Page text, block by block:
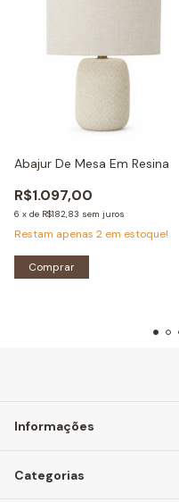
Abajur De Mesa Em Resina
R$1.097,00
6 x de R$182,83 sem juros
Restam apenas 2 em estoque!
Comprar
Informações
Categorias